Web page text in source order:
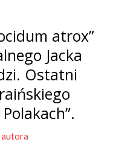
atrox”
Jacka
Ostatni